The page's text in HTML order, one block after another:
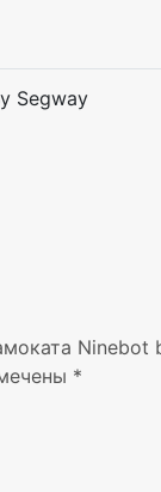
Segway
*